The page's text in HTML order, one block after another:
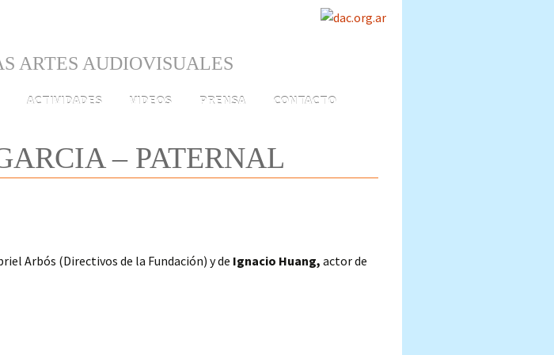
ARTES AUDIOVISUALES
ACTIVIDADES VIDEOS PRENSA CONTACTO
– PATERNAL
Arbós (Directivos de la Fundación) y de Ignacio Huang, actor de